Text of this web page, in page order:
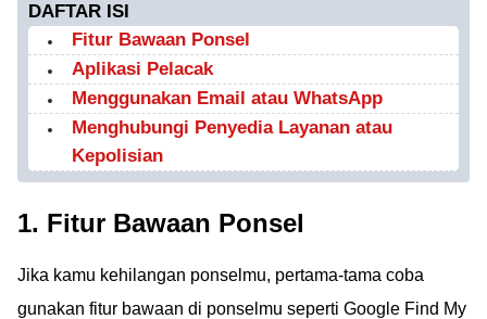
DAFTAR ISI
Fitur Bawaan Ponsel
Aplikasi Pelacak
Menggunakan Email atau WhatsApp
Menghubungi Penyedia Layanan atau
Kepolisian
1. Fitur Bawaan Ponsel
Jika kamu kehilangan ponselmu, pertama-tama coba
gunakan fitur bawaan di ponselmu seperti Google Find My